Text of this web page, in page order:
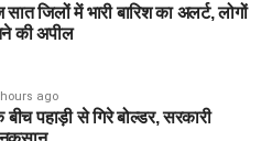
जिलों में भारी बारिश का अलर्ट, लोगों
की अपील
ago
बीच पहाड़ी से गिरे बोल्डर, सरकारी